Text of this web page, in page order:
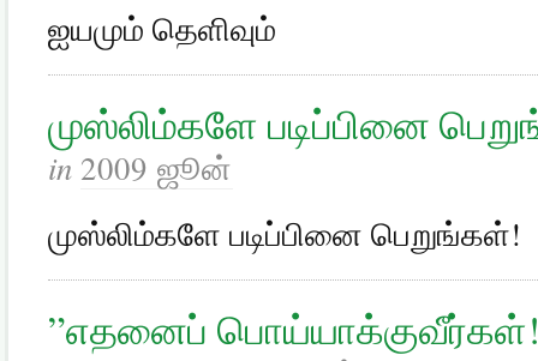
ஐயமும் தெளிவும்
முஸ்லிம்களே படிப்பினை
in 2009 ஜூன்
முஸ்லிம்களே படிப்பினை பெறுங்கள்!
”எதனைப்